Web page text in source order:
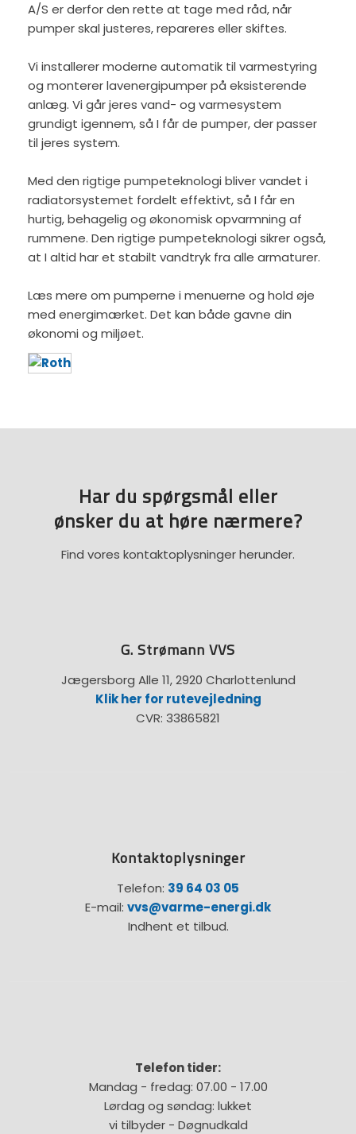
A/S er derfor den rette at tage med råd, når
pumper skal justeres, repareres eller skiftes.
Vi installerer moderne automatik til varmestyring
og monterer lavenergipumper på eksisterende
anlæg. Vi går jeres vand- og varmesystem
grundigt igennem, så I får de pumper, der passer
til jeres system.
Med den rigtige pumpeteknologi bliver vandet i
radiatorsystemet fordelt effektivt, så I får en
hurtig, behagelig og økonomisk opvarmning af
rummene. Den rigtige pumpeteknologi sikrer også,
at I altid har et stabilt vandtryk fra alle armaturer.
Læs mere om pumperne i menuerne og hold øje
med energimærket. Det kan både gavne din
økonomi og miljøet.
Har du spørgsmål eller
​ønsker du at høre nærmere?
Find vores kontaktoplysninger herunder.
G. Strømann VVS
Jægersborg Alle 11, 2920 Charlottenlund
Klik her for rutevejledning
CVR: 33865821
Kontaktoplysninger
Telefon: 39 64 03 05
E-mail: vvs@varme-energi.dk
Indhent et tilbud.
Telefon tider:
Mandag - fredag: 07.00 - 17.00
Lørdag og søndag: lukket
vi tilbyder - Døgnudkald​